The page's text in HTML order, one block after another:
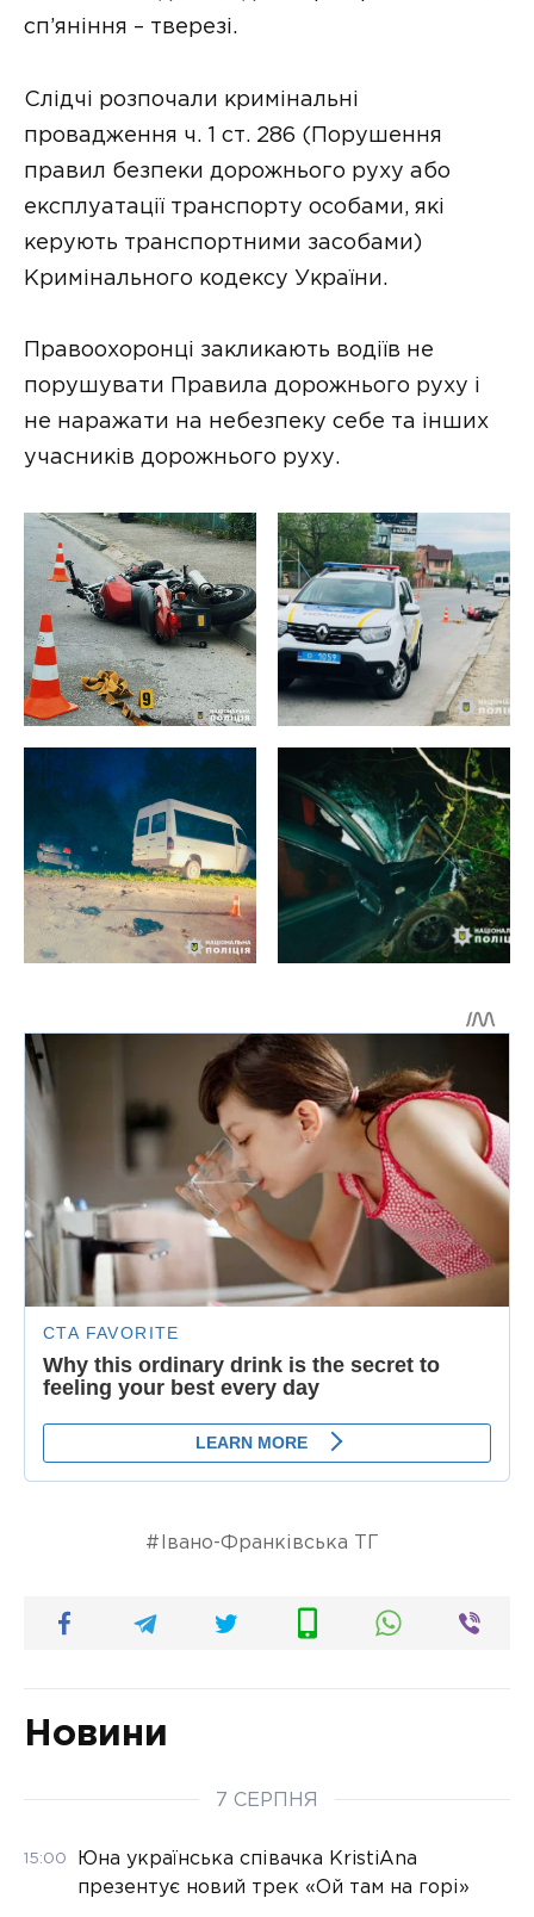
сп’яніння – тверезі.
Слідчі розпочали кримінальні
провадження ч. 1 ст. 286 (Порушення
правил безпеки дорожнього руху або
експлуатації транспорту особами, які
керують транспортними засобами)
Кримінального кодексу України.
Правоохоронці закликають водіїв не
порушувати Правила дорожнього руху і
не наражати на небезпеку себе та інших
учасників дорожнього руху.
Івано-Франківська ТГ
Новини
7 СЕРПНЯ
15:00
Юна українська співачка KristiAna
презентує новий трек «Ой там на горі»